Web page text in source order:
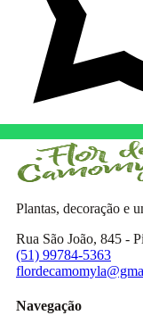
Plantas, decoração e
Rua São João, 845 -
(51) 99784-5363
Navegação